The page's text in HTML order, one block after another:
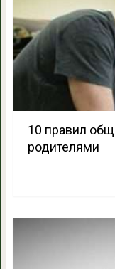
10 правил
родителями